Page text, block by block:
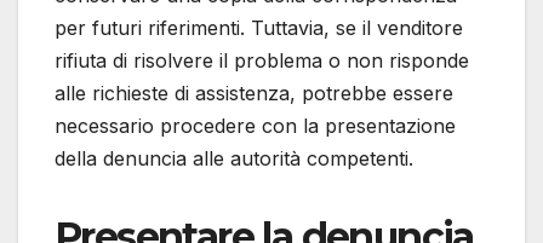
per futuri riferimenti. Tuttavia, se il venditore
rifiuta di risolvere il problema o non risponde
alle richieste di assistenza, potrebbe essere
necessario procedere con la presentazione
della denuncia alle autorità competenti.